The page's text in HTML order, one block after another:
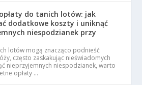
do tanich lotów: jak
dodatkowe koszty i uniknąć
niespodzianek przy
lotów mogą znacząco podnieść
często zaskakując nieświadomych
nieprzyjemnych niespodzianek, warto
opłaty …